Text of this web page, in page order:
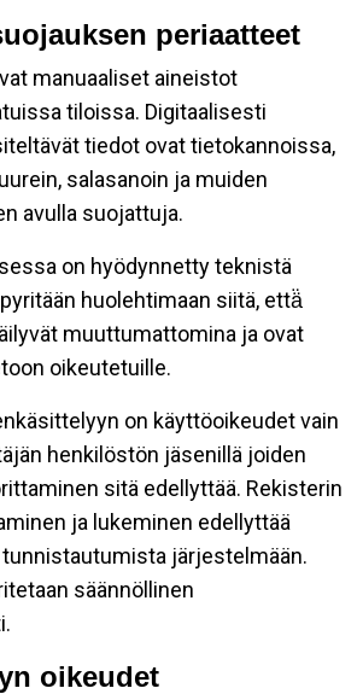
periaatteet
manuaaliset aineistot
tiloissa. Digitaalisesti
tiedot ovat tietokannoissa,
salasanoin ja muiden
avulla suojattuja.
on hyödynnetty teknistä
huolehtimaan siitä, että̈
muuttumattomina ja ovat
oikeutetuille.
on käyttöoikeudet vain
henkilöstön jäsenillä joiden
sitä edellyttää. Rekisterin
ja lukeminen edellyttää
järjestelmään.
säännöllinen
oikeudet